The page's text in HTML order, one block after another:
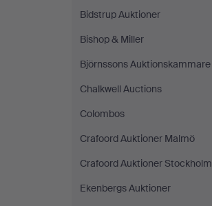
Bidstrup Auktioner
Bishop & Miller
Björnssons Auktionskammare
Chalkwell Auctions
Colombos
Crafoord Auktioner Malmö
Crafoord Auktioner Stockholm
Ekenbergs Auktioner